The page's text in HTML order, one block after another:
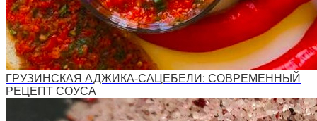
ГРУЗИНСКАЯ АДЖИКА-САЦЕБЕЛИ: СОВРЕМЕННЫЙ
РЕЦЕПТ СОУСА